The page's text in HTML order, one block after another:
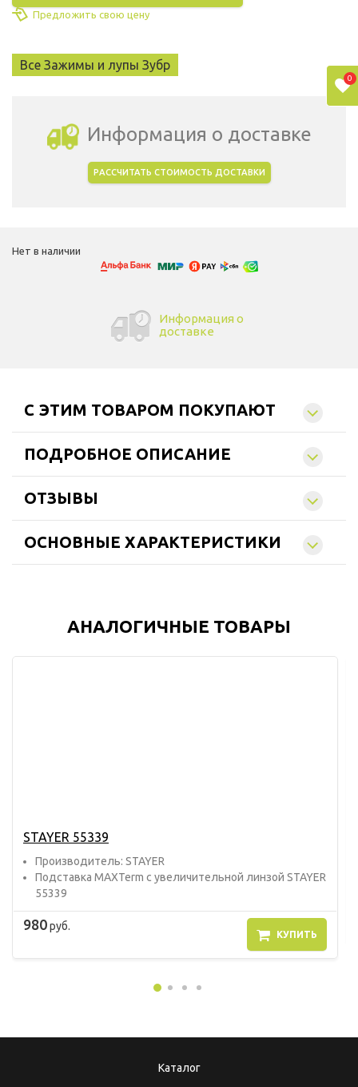
Предложить свою цену
Все Зажимы и лупы Зубр
Информация о доставке
РАССЧИТАТЬ СТОИМОСТЬ ДОСТАВКИ
Нет в наличии
Информация о
доставке
C ЭТИМ ТОВАРОМ ПОКУПАЮТ
ПОДРОБНОЕ ОПИСАНИЕ
ОТЗЫВЫ
ОСНОВНЫЕ ХАРАКТЕРИСТИКИ
АНАЛОГИЧНЫЕ ТОВАРЫ
STAYER 55339
Прoизвoдитель: STAYER
Подставка MAXTerm с увеличительной линзой STAYER
55339
980руб.
КУПИТЬ
Каталог
0